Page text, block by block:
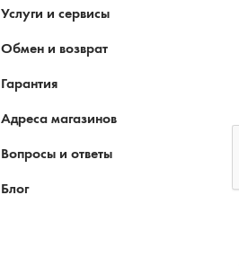
Услуги и сервисы
Обмен и возврат
Гарантия
Адреса магазинов
Вопросы и ответы
Блог